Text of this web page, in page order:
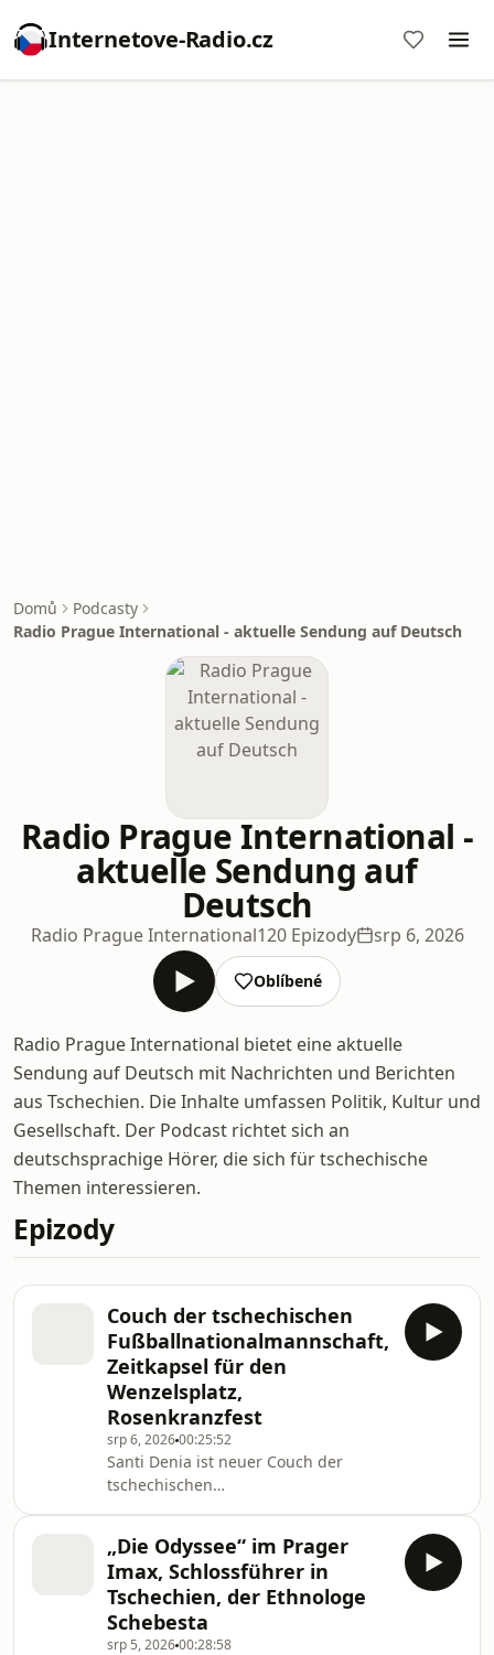
Internetove-Radio.cz
Domů
Podcasty
Radio Prague International - aktuelle Sendung auf Deutsch
Radio Prague International -
aktuelle Sendung auf
Deutsch
Radio Prague International120 Epizody srp 6, 2026
Oblíbené
Radio Prague International bietet eine aktuelle
Sendung auf Deutsch mit Nachrichten und Berichten
aus Tschechien. Die Inhalte umfassen Politik, Kultur und
Gesellschaft. Der Podcast richtet sich an
deutschsprachige Hörer, die sich für tschechische
Themen interessieren.
Epizody
Couch der tschechischen
Fußballnationalmannschaft,
Zeitkapsel für den
Wenzelsplatz,
Rosenkranzfest
srp 6, 202600:25:52
Santi Denia ist neuer Couch der
tschechischen
Wenzelsplatz vergraben, Dürers
Rosenkranzfest wird restauriert
„Die Odyssee“ im Prager
Imax, Schlossführer in
Tschechien, der Ethnologe
Schebesta
srp 5, 202600:28:58